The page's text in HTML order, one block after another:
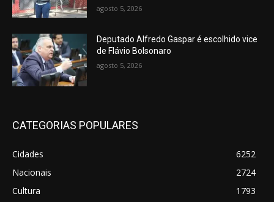
agosto 5, 2026
Deputado Alfredo Gaspar é escolhido vice
de Flávio Bolsonaro
agosto 5, 2026
CATEGORIAS POPULARES
Cidades
6252
Nacionais
2724
Cultura
1793